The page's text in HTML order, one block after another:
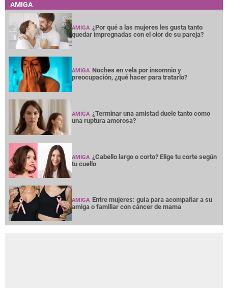
AMIGA
AMIGA ¿Por qué a las mujeres les gusta tanto
quedar impregnadas con el olor de su pareja?
AMIGA Noches en vela por insomnio y
preocupación, ¿qué hacer para tratarlo?
AMIGA ¿Terminar una amistad duele tanto como
una ruptura amorosa?
AMIGA ¿Cabello largo o corto? Elige tu corte según
tu cuello
AMIGA Entre mujeres: guía para acompañar a su
amiga o familiar con cáncer de mama